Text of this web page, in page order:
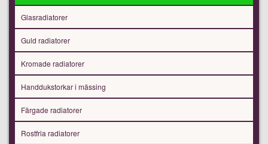
Glasradiatorer
Guld radiatorer
Kromade radiatorer
Handdukstorkar i mässing
Färgade radiatorer
Rostfria radiatorer